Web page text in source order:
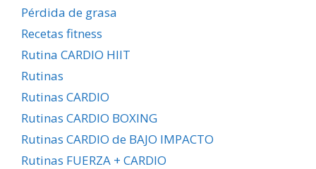
Pérdida de grasa
Recetas fitness
Rutina CARDIO HIIT
Rutinas
Rutinas CARDIO
Rutinas CARDIO BOXING
Rutinas CARDIO de BAJO IMPACTO
Rutinas FUERZA + CARDIO